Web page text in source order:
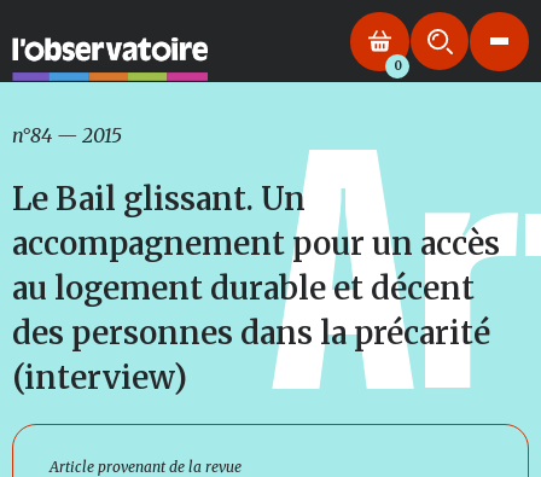
0
n°84 — 2015
Le Bail glissant. Un
accompagnement pour un accès
au logement durable et décent
des personnes dans la précarité
(interview)
Article provenant de la revue